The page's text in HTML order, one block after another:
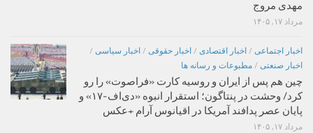
مهدی مروج
مرداد ۱۷, ۱۴۰۵
اخبار اجتماعی / اخبار اقتصادی / اخبار حقوقی / اخبار سیاسی /
اخبار صنعتی / مطبوعات و رسانه ها
چین هم پس از ایران و روسیه کارت «فراصوت» را رو
کرد/ وحشت در پنتاگون؛ استقرار انبوه «دی‌اف‑۱۷» و
پایان عصر پدافند آمریکا در اقیانوس آرام +عکس
مرداد ۱۷, ۱۴۰۵